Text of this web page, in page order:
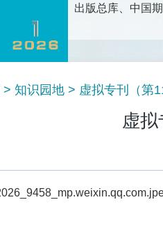
出版总库、中国
理等栏目。是护
> 知识园地 > 虚拟专刊（第
虚